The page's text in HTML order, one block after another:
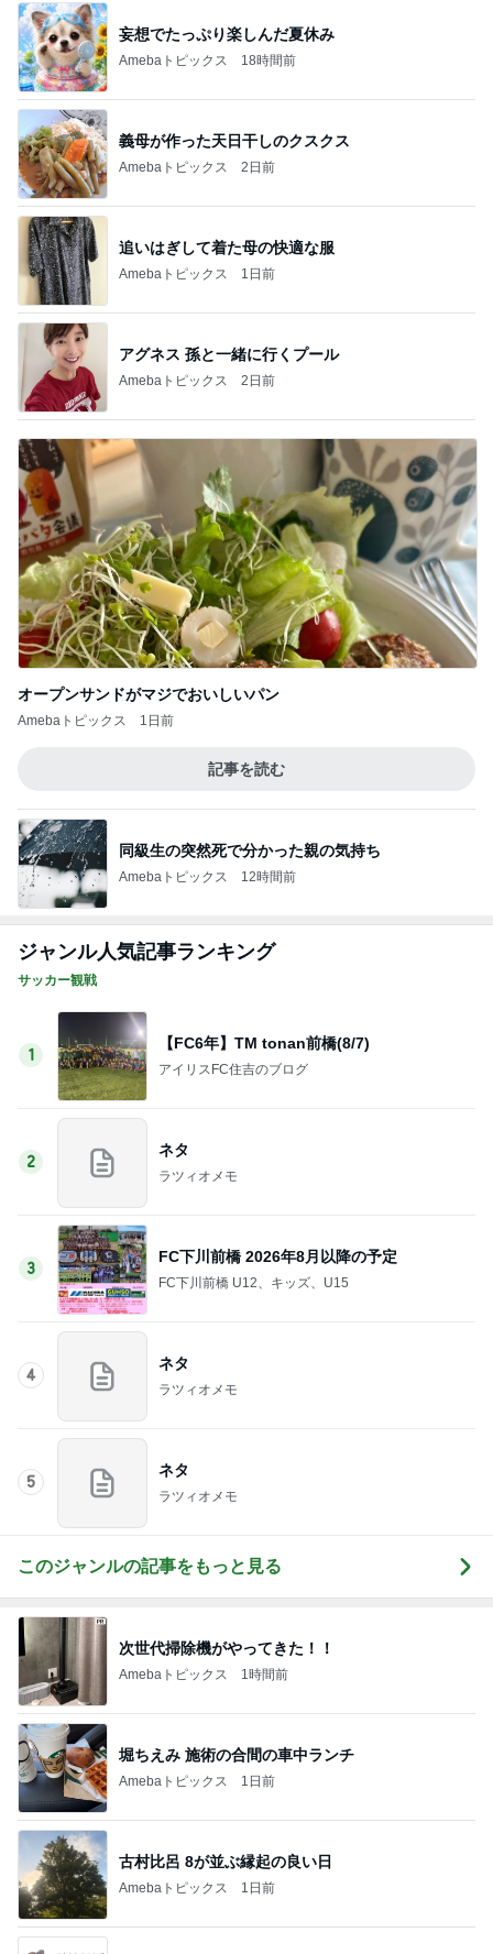
妄想でたっぷり楽しんだ夏休み
Amebaトピックス 18時間前
義母が作った天日干しのクスクス
Amebaトピックス 2日前
追いはぎして着た母の快適な服
Amebaトピックス 1日前
アグネス 孫と一緒に行くプール
Amebaトピックス 2日前
オープンサンドがマジでおいしいパン
Amebaトピックス 1日前
記事を読む
同級生の突然死で分かった親の気持ち
Amebaトピックス 12時間前
ジャンル人気記事ランキング
サッカー観戦
1
【FC6年】TM tonan前橋(8/7)
アイリスFC住吉のブログ
2
ネタ
ラツィオメモ
3
FC下川前橋 2026年8月以降の予定
FC下川前橋 U12、キッズ、U15
4
ネタ
ラツィオメモ
5
ネタ
ラツィオメモ
このジャンルの記事をもっと見る
次世代掃除機がやってきた！！
Amebaトピックス 1時間前
堀ちえみ 施術の合間の車中ランチ
Amebaトピックス 1日前
古村比呂 8が並ぶ縁起の良い日
Amebaトピックス 1日前